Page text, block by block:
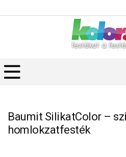
Baumit SilikatColor –
homlokzatfesték